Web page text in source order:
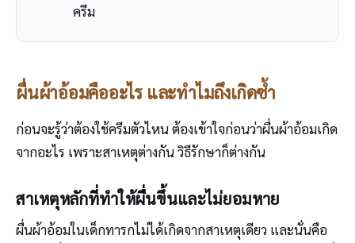
ครีม
ผื่นผ้าอ้อมคืออะไร และทำไมถึงเกิดซ้ำ
ก่อนจะรู้ว่าต้องใช้ครีมตัวไหน ต้องเข้าใจก่อนว่าผื่นผ้าอ้อมเกิด
จากอะไร เพราะสาเหตุต่างกัน วิธีรักษาก็ต่างกัน
สาเหตุหลักที่ทำให้ผื่นขึ้นและไม่ยอมหาย
ผื่นผ้าอ้อมในเด็กทารกไม่ได้เกิดจากสาเหตุเดียว และนั่นคือ